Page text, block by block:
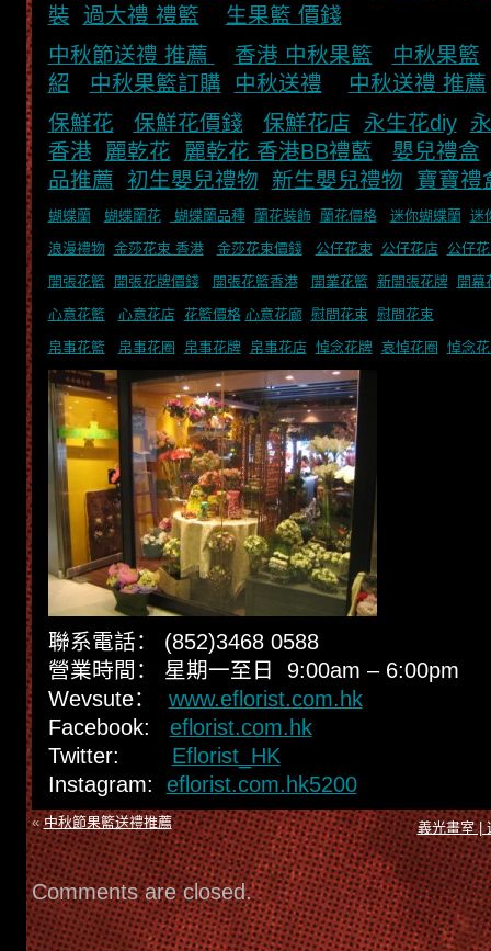
裝
過大禮 禮籃
生果籃 價錢
中秋節送禮 推薦
香港 中秋果籃
中秋果籃
紹
中秋果籃訂購 中秋送禮
中秋送禮 推薦
保鮮花
保鮮花價錢 保鮮花店 永生花diy
香港
麗乾花 麗乾花 香港BB禮藍
嬰兒禮盒
品推薦
初生嬰兒禮物 新生嬰兒禮物 寶寶禮
蝴蝶蘭 蝴蝶蘭花 蝴蝶蘭品種 蘭花裝飾 蘭花價格 迷你蝴蝶蘭 迷
浪漫禮物 金莎花束 香港 金莎花束價錢 公仔花束 公仔花店
公仔
開張花籃
開張花牌價錢 開張花籃香港 開業花籃 新開張花牌
開幕
心意花籃
心意花店 花籃價格 心意花廊 慰問花束 慰問花束
帛事花籃
帛事花圈 帛事花牌 帛事花店 悼念花牌 哀悼花圈 悼念
聯系電話： (852)3468 0588
營業時間： 星期一至日 9:00am – 6:00pm
Wevsute： www.eflorist.com.hk
Facebook: eflorist.com.hk
Twitter: Eflorist_HK
Instagram: eflorist.com.hk5200
«中秋節果籃送禮推薦 義光畫室 |
Comments are closed.